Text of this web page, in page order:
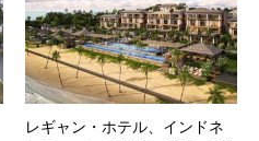
レギャン・ホテル、インドネ